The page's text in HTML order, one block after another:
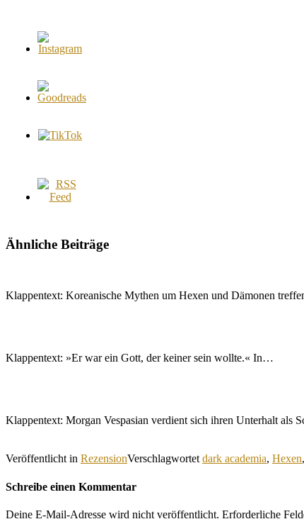
Ähnliche Beiträge
Klappentext: Koreanische Mythen um Hexen und Dämonen
Klappentext: »Er war ein Gott, der keiner sein wollte.« In…
Klappentext: Morgan Vespasian verdient sich ihren Unterhalt als
Veröffentlicht in RezensionVerschlagwortet dark academia, Hexen,
Schreibe einen Kommentar
Deine E-Mail-Adresse wird nicht veröffentlicht. Erforderliche